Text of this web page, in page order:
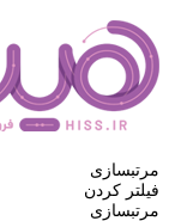
مرتبسازی
فیلتر کردن
مرتبسازی